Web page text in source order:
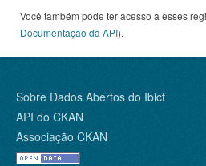
Você também pode ter acesso a esses
Documentação da API).
Sobre Dados Abertos do Ibict
API do CKAN
Associação CKAN